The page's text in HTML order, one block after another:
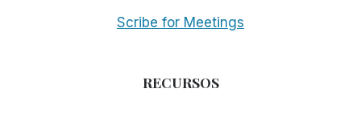
Scribe for Meetings
RECURSOS